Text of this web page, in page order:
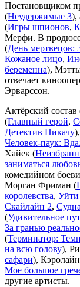
Постановщиком
(Неудержимые 3),
(Игры шпионов,
Мерфи. В
(День мертвецов:
Кожаное лицо,
беременна),
отвечает
Эрварссон.
Актёрский
(Главный герой,
Детектив Пикачу
Человек-паук:
Хайек (
заниматься
комедийном
Морган Фриман (
королевства, Уйти
Скайлайн 2,
(Удивительное
За гранью
(Терминатор:
на всю голову),
сафари),
Мое большое
другие артисты.